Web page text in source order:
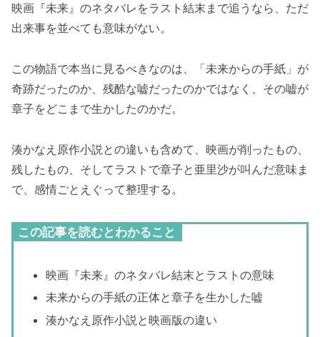
映画『未来』のネタバレをラスト結末まで追うなら、ただ
出来事を並べても意味がない。
この物語で本当に見るべきなのは、「未来からの手紙」が
奇跡だったのか、残酷な嘘だったのかではなく、その嘘が
章子をどこまで生かしたのかだ。
湊かなえ原作小説との違いも含めて、映画が削ったもの、
残したもの、そしてラストで章子と亜里沙が叫んだ意味ま
で、感情ごとえぐって整理する。
この記事を読むとわかること
映画『未来』のネタバレ結末とラストの意味
未来からの手紙の正体と章子を生かした嘘
湊かなえ原作小説と映画版の違い